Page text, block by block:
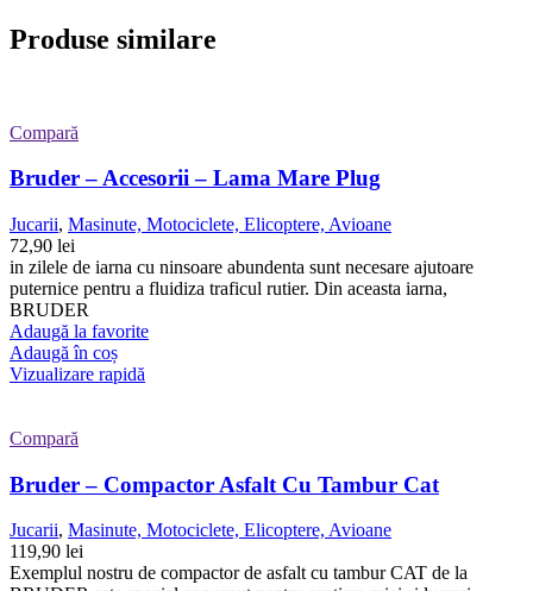
Produse similare
Compară
Bruder – Accesorii – Lama Mare Plug
Jucarii, Masinute, Motociclete, Elicoptere, Avioane
72,90 lei
in zilele de iarna cu ninsoare abundenta sunt necesare ajutoare
puternice pentru a fluidiza traficul rutier. Din aceasta iarna,
BRUDER
Adaugă la favorite
Adaugă în coș
Vizualizare rapidă
Compară
Bruder – Compactor Asfalt Cu Tambur Cat
Jucarii, Masinute, Motociclete, Elicoptere, Avioane
119,90 lei
Exemplul nostru de compactor de asfalt cu tambur CAT de la